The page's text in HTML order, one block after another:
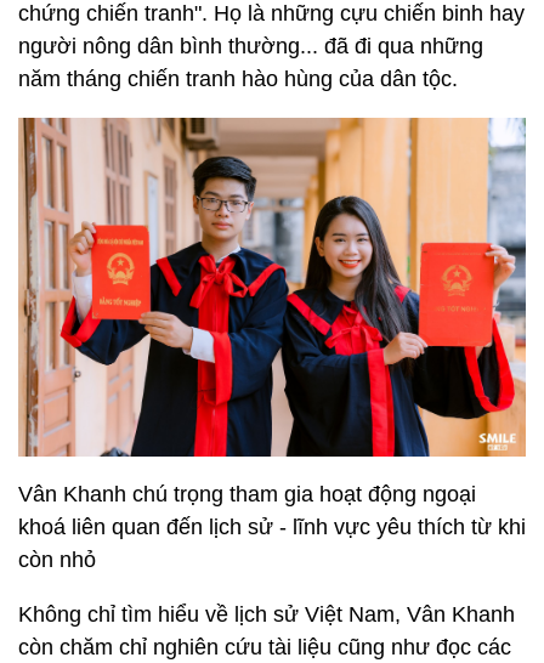
chứng chiến tranh". Họ là những cựu chiến binh hay
người nông dân bình thường... đã đi qua những
năm tháng chiến tranh hào hùng của dân tộc.
Vân Khanh chú trọng tham gia hoạt động ngoại
khoá liên quan đến lịch sử - lĩnh vực yêu thích từ khi
còn nhỏ
Không chỉ tìm hiểu về lịch sử Việt Nam, Vân Khanh
còn chăm chỉ nghiên cứu tài liệu cũng như đọc các